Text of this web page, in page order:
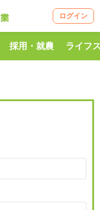
ログイン
採用・就農 ライフ